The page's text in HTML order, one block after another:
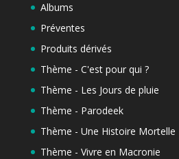
Albums
Préventes
Produits dérivés
Thème - C'est pour qui ?
Thème - Les Jours de pluie
Thème - Parodeek
Thème - Une Histoire Mortelle
Thème - Vivre en Macronie